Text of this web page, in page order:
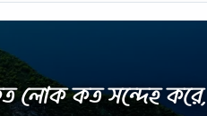
লোক কত সন্দেহ করে,